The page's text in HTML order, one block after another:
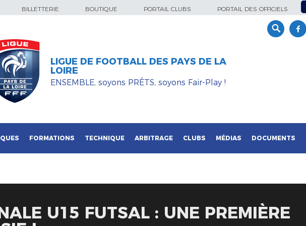
BILLETTERIE BOUTIQUE PORTAIL CLUBS PORTAIL DES OFFICIELS
LIGUE DE FOOTBALL DES PAYS DE LA
LOIRE
ENSEMBLE, soyons PRÊTS, soyons Fair-Play !
FORMATIONS TECHNIQUE ARBITRAGE CLUBS MÉDIAS DOCUMENTS
U15 FUTSAL : UNE PREMIÈRE